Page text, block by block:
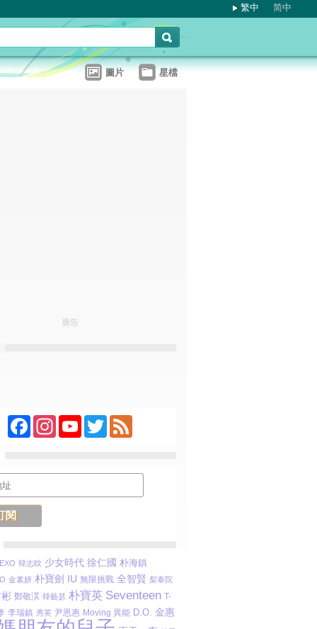
繁中 简中
圖片 星檔
廣告
FacebookInstagramYouTubeTwitterFeed
韓志旼 少女時代 徐仁國 朴海鎮
金素妍 朴寶劍 IU 無限挑戰 全智賢 梨泰院
鄭敬淏 韓藝瑟 朴寶英 Seventeen T-
李瑞鎮 秀英 尹恩惠 Moving 異能 D.O. 金惠